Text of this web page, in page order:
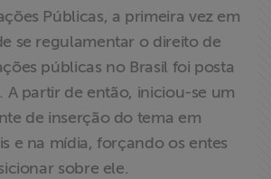
Públicas, a primeira vez em
se regulamentar o direito de
públicas no Brasil foi posta
A partir de então, iniciou-se um
de inserção do tema em
e na mídia, forçando os entes
sobre ele.